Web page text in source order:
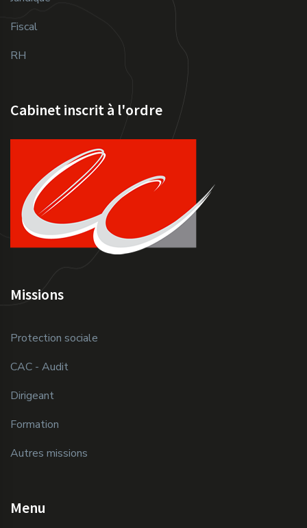
Fiscal
RH
Missions
Protection sociale
CAC - Audit
Dirigeant
Formation
Autres missions
Menu
Cabinet inscrit à l'ordre